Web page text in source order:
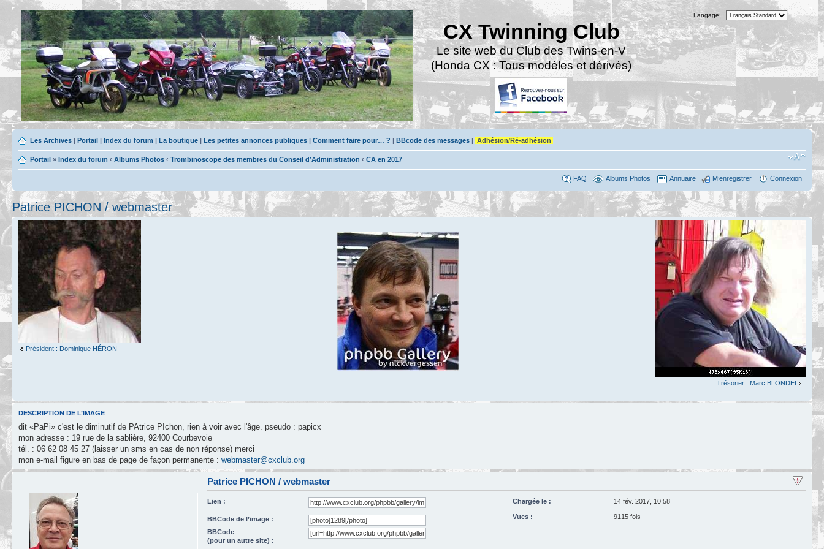
CX Twinning Club
Le site web du Club des Twins-en-V
(Honda CX : Tous modèles et dérivés)
Langage:
Les Archives | Portail | Index du forum | La boutique | Les petites annonces publiques | Comment faire pour… ? | BBcode des messages | Adhésion/Ré-adhésion
Portail » Index du forum ‹ Albums Photos ‹ Trombinoscope des membres du Conseil d’Administration ‹ CA en 2017
FAQ Albums Photos Annuaire M’enregistrer Connexion
Patrice PICHON / webmaster
Président : Dominique HÉRON
Trésorier : Marc BLONDEL
DESCRIPTION DE L’IMAGE
dit «PaPi» c'est le diminutif de PAtrice PIchon, rien à voir avec l'âge. pseudo : papicx
mon adresse : 19 rue de la sablière, 92400 Courbevoie
tél. : 06 62 08 45 27 (laisser un sms en cas de non réponse) merci
mon e-mail figure en bas de page de façon permanente : webmaster@cxclub.org
Patrice PICHON / webmaster
Chargée le : 14 fév. 2017, 10:58
Lien :
Vues : 9115 fois
BBCode de l’image :
BBCode
(pour un autre site) :